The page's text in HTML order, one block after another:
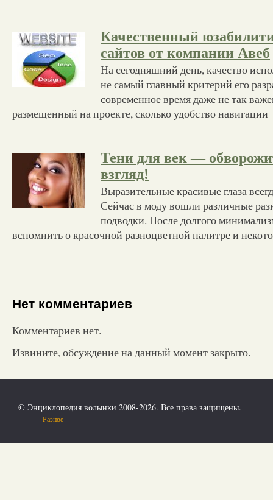
Качественный
сайтов от компании Авеб
На сегодняшний день, качество
не самый главный критерий его
современное время даже не так
размещенный на проекте, сколько удобство навигации
Тени для век —
взгляд!
Выразительные красивые глаза
Сейчас в моду вошли различные
подводки. После долгого
вспомнить о красочной разноцветной палитре и
Нет комментариев
Комментариев нет.
Извините, обсуждение на данный момент закрыто.
© Энциклопедия волынки 2008-2026. Все права защищены.
Разное